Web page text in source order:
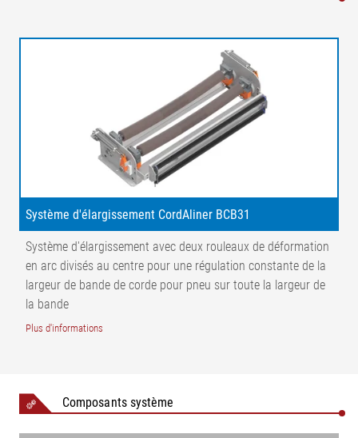
d'entrée | 2 = Système d'élargissement CordAliner | 3 = Capteur
Système d'élargissement CordAliner BCB31
Système d'élargissement avec deux rouleaux de déformation
en arc divisés au centre pour une régulation constante de la
largeur de bande de corde pour pneu sur toute la largeur de
la bande
Plus d'informations
Composants système